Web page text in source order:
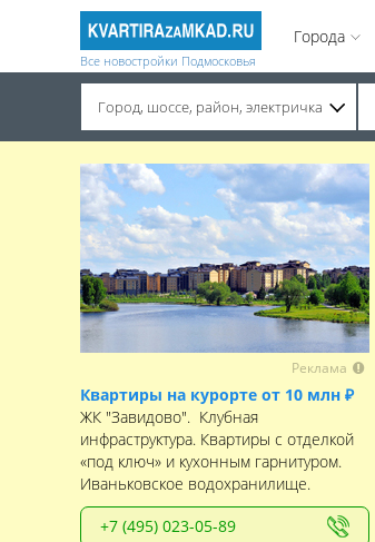
Все новостройки Подмосковья
Города
Город, шоссе, район, электричка
Реклама
Квартиры на курорте от 10 млн ₽
ЖК "Завидово". Клубная
инфраструктура. Квартиры с отделкой
«под ключ» и кухонным гарнитуром.
Иваньковское водохранилище.
+7 (495) 023-05-89